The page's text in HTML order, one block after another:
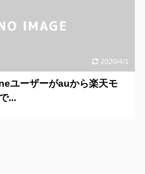
2020/4/1
ユーザーがauから楽天モ
...